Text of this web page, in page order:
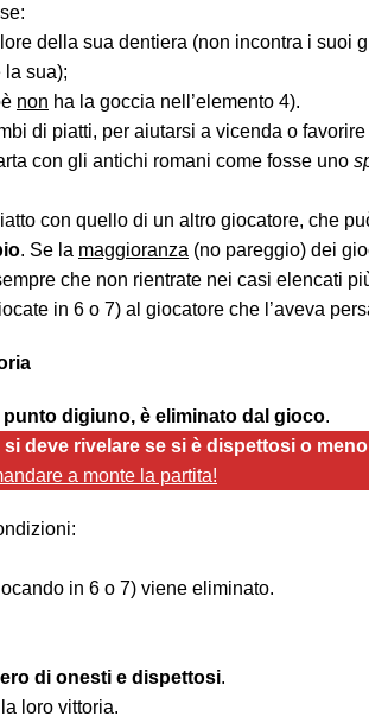
della sua dentiera (non incontra i suoi
la sua);
non ha la goccia nell’elemento 4).
di piatti, per aiutarsi a vicenda o
con gli antichi romani come fosse uno
con quello di un altro giocatore, che
. Se la maggioranza (no pareggio) dei
che non rientrate nei casi elencati
in 6 o 7) al giocatore che l’aveva
punto digiuno, è eliminato dal gioco.
si deve rivelare se si è dispettosi o
a monte la partita!
in 6 o 7) viene eliminato.
di onesti e dispettosi.
loro vittoria.